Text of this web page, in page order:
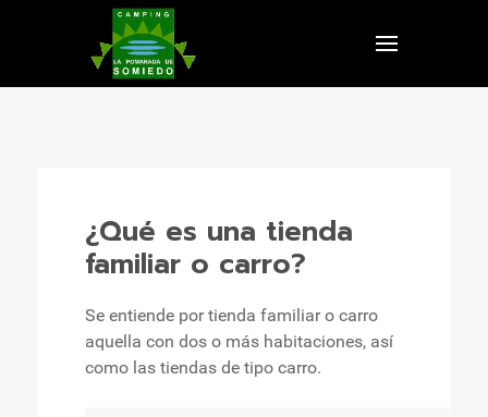
¿Qué es una tienda
familiar o carro?
Se entiende por tienda familiar o carro
aquella con dos o más habitaciones, así
como las tiendas de tipo carro.